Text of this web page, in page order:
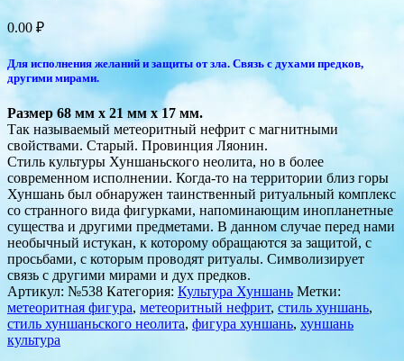
0.00 ₽
Для исполнения желаний и защиты от зла. Связь с духами предков,
другими мирами.
Размер 68 мм х 21 мм х 17 мм.
Так называемый метеоритный нефрит с магнитными
свойствами. Старый. Провинция Ляонин.
Стиль культуры Хуншаньского неолита, но в более
современном исполнении. Когда-то на территории близ горы
Хуншань был обнаружен таинственный ритуальный комплекс
со странного вида фигурками, напоминающим инопланетные
существа и другими предметами. В данном случае перед нами
необычный истукан, к которому обращаются за защитой, с
просьбами, с которым проводят ритуалы. Символизирует
связь с другими мирами и дух предков.
Артикул: №538 Категория: Культура Хуншань Метки:
метеоритная фигура, метеоритный нефрит, стиль хуншань,
стиль хуншаньского неолита, фигура хуншань, хуншань
культура